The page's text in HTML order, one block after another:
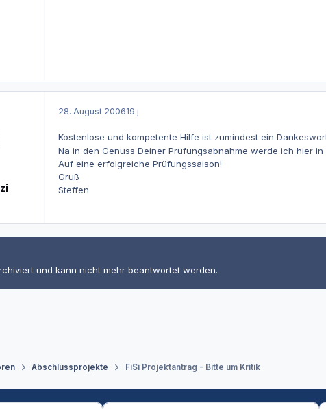
28. August 200619 j
Kostenlose und kompetente Hilfe ist zumindest ein
Na in den Genuss Deiner Prüfungsabnahme werde ich hier
Auf eine erfolgreiche Prüfungssaison!
Gruß
Steffen
und kann nicht mehr beantwortet werden.
Abschlussprojekte FiSi Projektantrag - Bitte um Kritik